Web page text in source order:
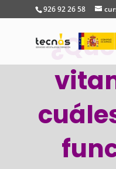
926 92 26 58